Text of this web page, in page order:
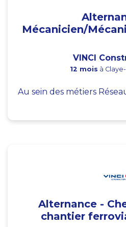
Mécanicien/
VINCI
12 mois à
Au sein des métiers
Alternance -
chantier